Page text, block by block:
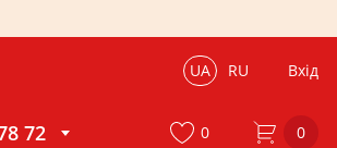
UA RU Вхід
72 0 0